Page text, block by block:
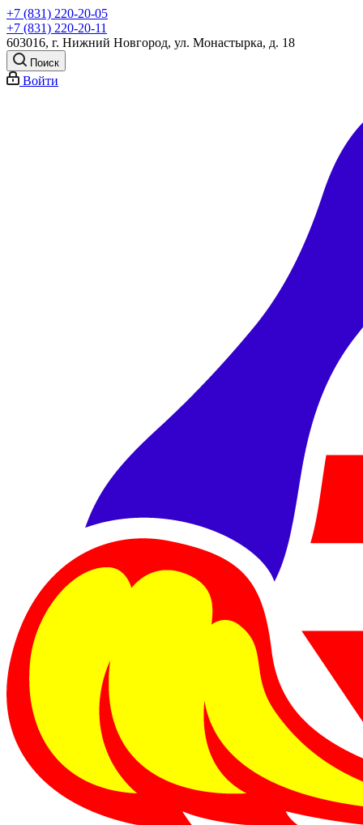
+7 (831) 220-20-05
+7 (831) 220-20-11
603016, г. Нижний Новгород, ул. Монастырка, д. 18
Поиск
Войти